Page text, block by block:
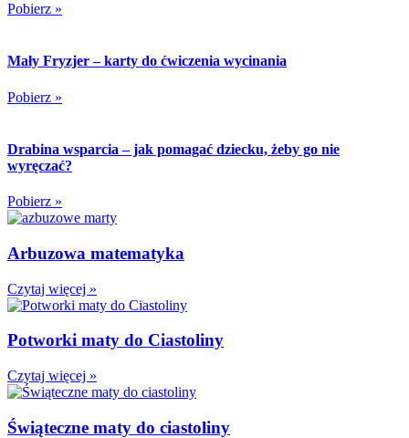
Pobierz »
Mały Fryzjer – karty do ćwiczenia wycinania
Pobierz »
Drabina wsparcia – jak pomagać dziecku, żeby go nie
wyręczać?
Pobierz »
Arbuzowa matematyka
Czytaj więcej »
Potworki maty do Ciastoliny
Czytaj więcej »
Świąteczne maty do ciastoliny